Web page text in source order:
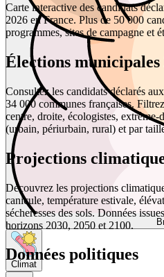
Climat
Carte interactive des candidats
2026 en France. Plus de 50 000
programmes, sites de campagne et
Élections municipales
Consultez les candidats déclarés
34 000 communes françaises.
centre, droite, écologistes,
(urbain, périurbain, rural) et par
Projections
Découvrez les projections
canicule, température estivale,
sécheresses des sols. Données
horizons 2030, 2050 et 2100.
Données politiques